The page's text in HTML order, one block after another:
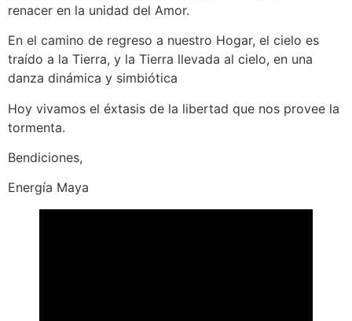
renacer en la unidad del Amor.
En el camino de regreso a nuestro Hogar, el cielo es
traído a la Tierra, y la Tierra llevada al cielo, en una
danza dinámica y simbiótica
Hoy vivamos el éxtasis de la libertad que nos provee la
tormenta.
Bendiciones,
Energía Maya